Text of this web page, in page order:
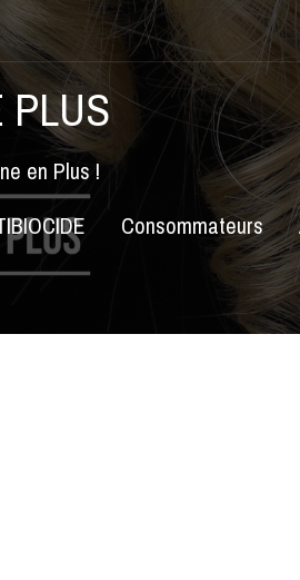
PLUS
en Plus !
Consommateurs